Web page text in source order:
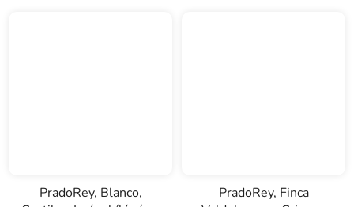
PradoRey, Blanco,
PradoRey, Finca